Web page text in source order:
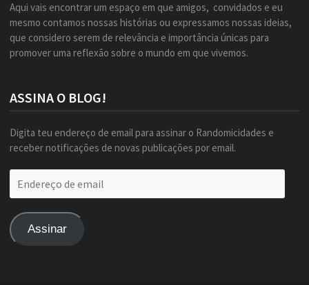
Aqui vais encontrar um espaço em que amigos, convidados e eu
mesmo contamos nossas histórias ou expressamos nossas ideias,
que considero serem de relevância e importância únicas para
promover uma reflexão sobre o mundo em que vivemos.
ASSINA O BLOG!
Digita teu endereço de email para assinar o Randomicidades e
receber notificações de novas publicações por email.
de
Assinar